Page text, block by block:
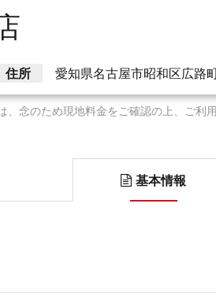
住所 愛知県名古屋市昭和区広路
念のため現地料金をご確認の上、ご利用
基本情報